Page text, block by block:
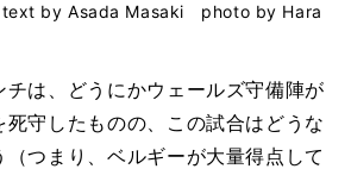
by Asada Masaki photo by Hara
は、どうにかウェールズ守備陣が
守したものの、この試合はどうな
（つまり、ベルギーが大量得点して